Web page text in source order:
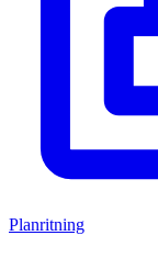
Planritning